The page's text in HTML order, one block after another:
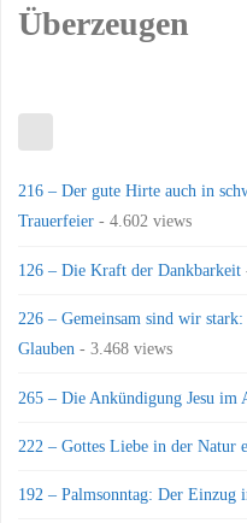
Überzeugen
216 – Der gute Hirte auch in
Trauerfeier - 4.602 views
126 – Die Kraft der Dankbarkeit
226 – Gemeinsam sind wir
Glauben - 3.468 views
265 – Die Ankündigung Jesu im
222 – Gottes Liebe in der Natur
192 – Palmsonntag: Der Einzug